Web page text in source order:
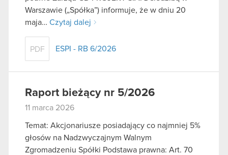
Warszawie („Spółka”) informuje, że w dniu 20
maja… Czytaj dalej
PDF ESPI - RB 6/2026
Raport bieżący nr 5/2026
11 marca 2026
Temat: Akcjonariusze posiadający co najmniej 5%
głosów na Nadzwyczajnym Walnym
Zgromadzeniu Spółki Podstawa prawna: Art. 70